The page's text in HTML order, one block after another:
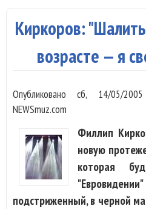
Киркоров:
возрасте — я
Опубликованосб, 14/05/
NEWSmuz.com
Филлип
новую
которая
подстриженный, в черной